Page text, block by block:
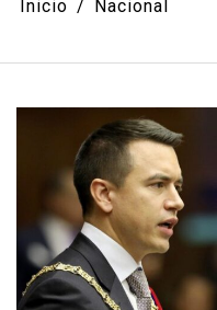
Inicio Nacional